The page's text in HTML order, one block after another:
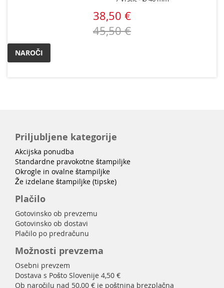
38,50 €
45,50 €
NAROČI
Priljubljene kategorije
Akcijska ponudba
Standardne pravokotne štampiljke
Okrogle in ovalne štampiljke
Že izdelane štampiljke (tipske)
Plačilo
Gotovinsko ob prevzemu
Gotovinsko ob dostavi
Plačilo po predračunu
Možnosti prevzema
Osebni prevzem
Dostava s Pošto Slovenije 4,50 €
Ob naročilu nad 50,00 € je poštnina brezplačna